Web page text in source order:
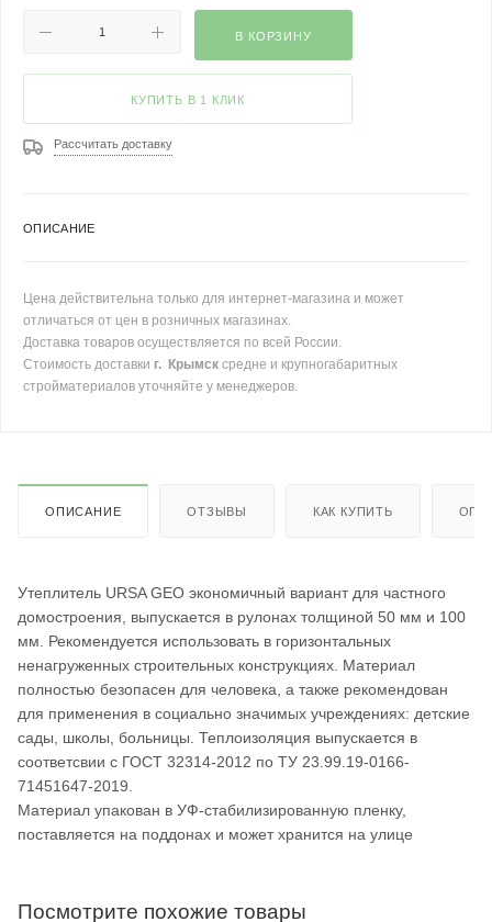
В КОРЗИНУ
КУПИТЬ В 1 КЛИК
Рассчитать доставку
ОПИСАНИЕ
Цена действительна только для интернет-магазина и может
отличаться от цен в розничных магазинах.
Доставка товаров осуществляется по всей России.
Стоимость доставки г. Крымск средне и крупногабаритных
стройматериалов уточняйте у менеджеров.
ОПИСАНИЕ ОТЗЫВЫ КАК КУПИТЬ
Утеплитель URSA GEO экономичный вариант для частного
домостроения, выпускается в рулонах толщиной 50 мм и 100
мм. Рекомендуется использовать в горизонтальных
ненагруженных строительных конструкциях. Материал
полностью безопасен для человека, а также рекомендован
для применения в социально значимых учреждениях: детские
сады, школы, больницы. Теплоизоляция выпускается в
соответсвии с ГОСТ 32314-2012 по ТУ 23.99.19-0166-
71451647-2019.
Материал упакован в УФ-стабилизированную пленку,
поставляется на поддонах и может хранится на улице
Посмотрите похожие товары